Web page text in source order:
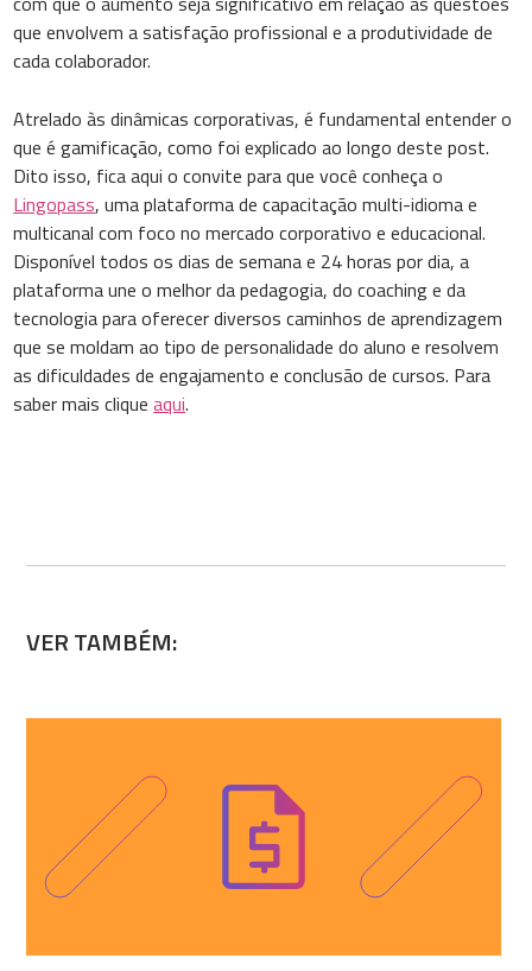
que envolvem a satisfação profissional e a produtividade de
cada colaborador.
Atrelado às dinâmicas corporativas, é fundamental entender o
que é gamificação, como foi explicado ao longo deste post.
Dito isso, fica aqui o convite para que você conheça o
Lingopass, uma plataforma de capacitação multi-idioma e
multicanal com foco no mercado corporativo e educacional.
Disponível todos os dias de semana e 24 horas por dia, a
plataforma une o melhor da pedagogia, do coaching e da
tecnologia para oferecer diversos caminhos de aprendizagem
que se moldam ao tipo de personalidade do aluno e resolvem
as dificuldades de engajamento e conclusão de cursos. Para
saber mais cliqueaqui.
VER TAMBÉM: